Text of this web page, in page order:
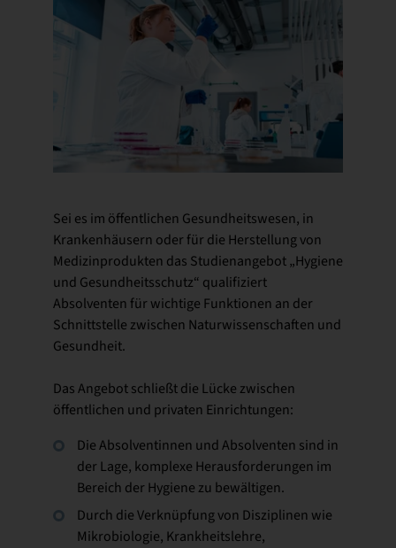
Sei es im öffentlichen Gesundheitswesen, in
Krankenhäusern oder für die Herstellung von
Medizinprodukten das Studienangebot „Hygiene
und Gesundheitsschutz“ qualifiziert
Absolventen für wichtige Funktionen an der
Schnittstelle zwischen Naturwissenschaften und
Gesundheit.
Das Angebot schließt die Lücke zwischen
öffentlichen und privaten Einrichtungen:
Die Absolventinnen und Absolventen sind in
der Lage, komplexe Herausforderungen im
Bereich der Hygiene zu bewältigen.
Durch die Verknüpfung von Disziplinen wie
Mikrobiologie, Krankheitslehre,